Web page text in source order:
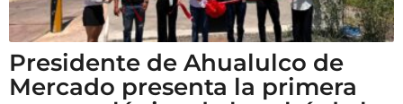
Presidente de Ahualulco de
Mercado presenta la primera